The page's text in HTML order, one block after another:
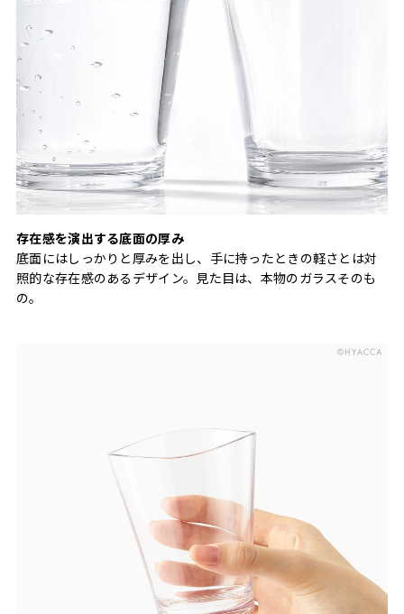
存在感を演出する底面の厚み
底面にはしっかりと厚みを出し、手に持ったときの軽さとは対
照的な存在感のあるデザイン。見た目は、本物のガラスそのも
の。